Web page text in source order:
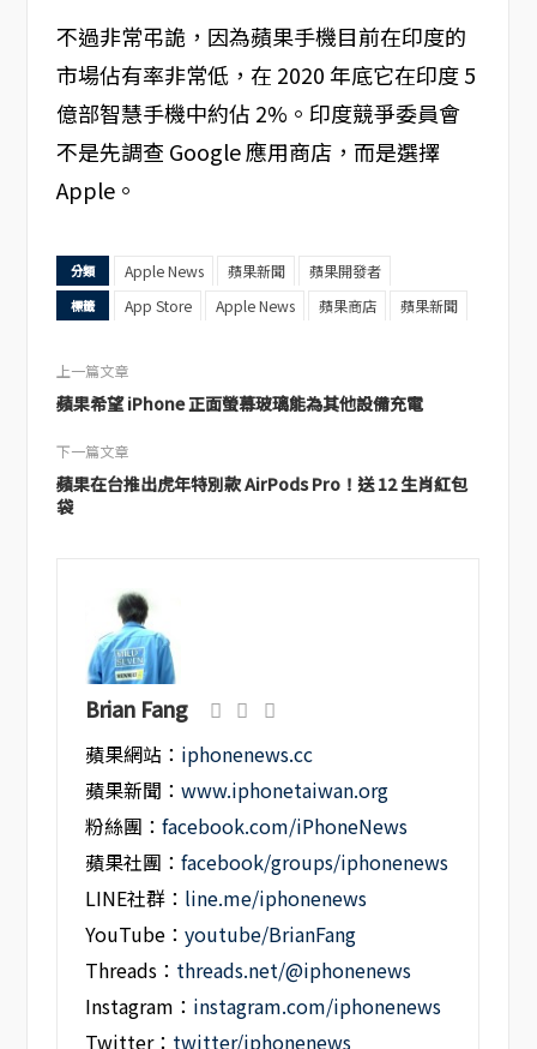
不過非常弔詭，因為蘋果手機目前在印度的
市場佔有率非常低，在 2020 年底它在印度 5
億部智慧手機中約佔 2%。印度競爭委員會
不是先調查 Google 應用商店，而是選擇
Apple。
分類 Apple News 蘋果新聞 蘋果開發者
標籤 App Store Apple News 蘋果商店 蘋果新聞
上一篇文章
蘋果希望 iPhone 正面螢幕玻璃能為其他設備充電
下一篇文章
蘋果在台推出虎年特別款 AirPods Pro！送 12 生肖紅包
袋
Brian Fang
蘋果網站： iphonenews.cc
蘋果新聞：www.iphonetaiwan.org
粉絲團：facebook.com/iPhoneNews
蘋果社團：facebook/groups/iphonenews
LINE社群： line.me/iphonenews
YouTube：youtube/BrianFang
Threads： threads.net/@iphonenews
Instagram： instagram.com/iphonenews
Twitter： twitter/iphonenews